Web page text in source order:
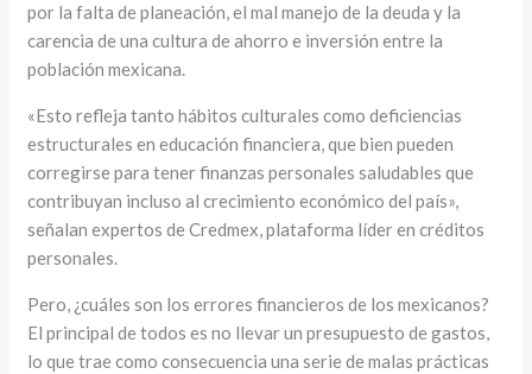
por la falta de planeación, el mal manejo de la deuda y la
carencia de una cultura de ahorro e inversión entre la
población mexicana.
«Esto refleja tanto hábitos culturales como deficiencias
estructurales en educación financiera, que bien pueden
corregirse para tener finanzas personales saludables que
contribuyan incluso al crecimiento económico del país»,
señalan expertos de Credmex, plataforma líder en créditos
personales.
Pero, ¿cuáles son los errores financieros de los mexicanos?
El principal de todos es no llevar un presupuesto de gastos,
lo que trae como consecuencia una serie de malas prácticas